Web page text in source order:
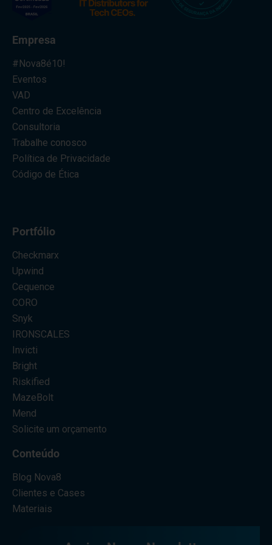
Empresa
#Nova8é10!
Eventos
VAD
Centro de Excelência
Consultoria
Trabalhe conosco
Política de Privacidade
Código de Ética
Portfólio
Checkmarx
Upwind
Cequence
CORO
Snyk
IRONSCALES
Invicti
Bright
Riskified
MazeBolt
Mend
Solicite um orçamento
Conteúdo
Blog Nova8
Clientes e Cases
Materiais